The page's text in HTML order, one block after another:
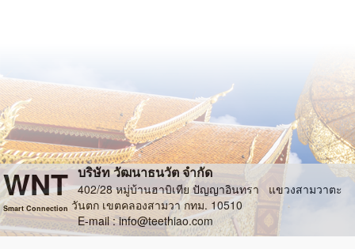
WNT
Smart Connection
บริษัท วัฒนาธนวัต จำกัด
402/28 หมู่บ้านฮาบิเทีย ปัญญาอินทรา แขวงสามวาตะ
วันตก เขตคลองสามวา กทม. 10510
E-mail :info@teethiao.com